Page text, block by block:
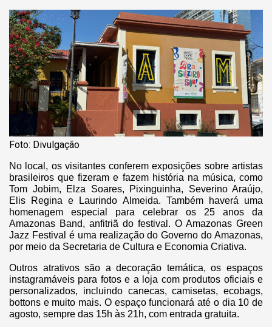
Foto: Divulgação
No local, os visitantes conferem exposições sobre artistas
brasileiros que fizeram e fazem história na música, como
Tom Jobim, Elza Soares, Pixinguinha, Severino Araújo,
Elis Regina e Laurindo Almeida. Também haverá uma
homenagem especial para celebrar os 25 anos da
Amazonas Band, anfitriã do festival. O Amazonas Green
Jazz Festival é uma realização do Governo do Amazonas,
por meio da Secretaria de Cultura e Economia Criativa.
Outros atrativos são a decoração temática, os espaços
instagramáveis para fotos e a loja com produtos oficiais e
personalizados, incluindo canecas, camisetas, ecobags,
bottons e muito mais. O espaço funcionará até o dia 10 de
agosto, sempre das 15h às 21h, com entrada gratuita.